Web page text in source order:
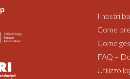
I nostri
Come
Come
FAQ –
Utilizzo